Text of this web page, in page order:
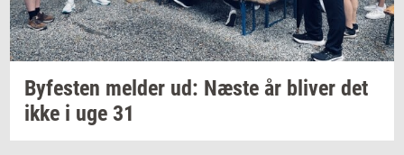
By­fe­sten mel­der ud: Næste år bli­ver det
ikke i uge 31